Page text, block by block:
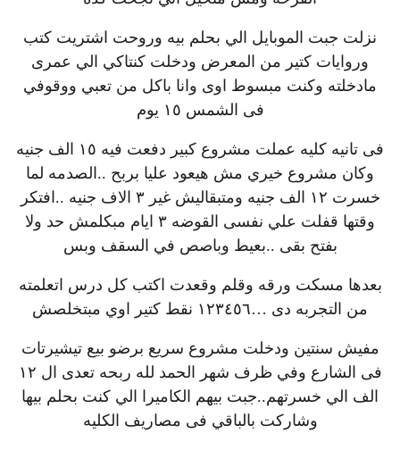
نزلت جبت الموبايل الي بحلم بيه وروحت اشتريت كتب
وروايات كتير من المعرض ودخلت كنتاكي الي عمرى
مادخلته وكنت مبسوط اوى وانا باكل من تعبي ووقوفي
فى الشمس ١٥ يوم
فى تانيه كليه عملت مشروع كبير دفعت فيه ١٥ الف جنيه
وكان مشروع خيري مش هيعود عليا بربح ..الصدمه لما
خسرت ١٢ الف جنيه ومتبقاليش غير ٣ الاف جنيه ..افتكر
وقتها قفلت علي نفسى القوضه ٣ ايام مبكلمش حد ولا
بفتح بقى ..بعيط وباصص في السقف وبس
بعدها مسكت ورقه وقلم وقعدت اكتب كل درس اتعلمته
من التجربه دى …١٢٣٤٥٦ نقط كتير اوي مبتخلصش
مفيش سنتين ودخلت مشروع سريع برضو بيع تيشيرتات
فى الشارع وفي ظرف شهر الحمد لله ربحه تعدى ال ١٢
الف الي خسرتهم..جبت بيهم الكاميرا الي كنت بحلم بيها
وشاركت بالباقي فى مصاريف الكليه